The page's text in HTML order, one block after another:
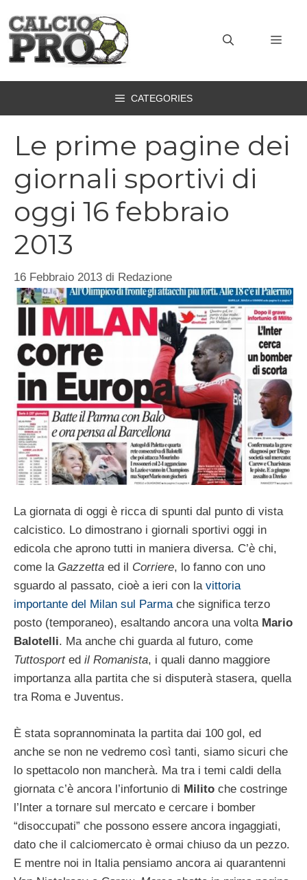
contenuto
CATEGORIES
Le prime pagine dei
giornali sportivi di
oggi 16 febbraio
2013
16 Febbraio 2013 di Redazione
La giornata di oggi è ricca di spunti dal punto di vista
calcistico. Lo dimostrano i giornali sportivi oggi in
edicola che aprono tutti in maniera diversa. C’è chi,
come la Gazzetta ed il Corriere, lo fanno con uno
sguardo al passato, cioè a ieri con la vittoria
importante del Milan sul Parmache significa terzo
posto (temporaneo), esaltando ancora una volta Mario
Balotelli. Ma anche chi guarda al futuro, come
Tuttosported il Romanista, i quali danno maggiore
importanza alla partita che si disputerà stasera, quella
tra Roma e Juventus.
È stata soprannominata la partita dai 100 gol, ed
anche se non ne vedremo così tanti, siamo sicuri che
lo spettacolo non mancherà. Ma tra i temi caldi della
giornata c’è ancora l’infortunio di Milito che costringe
l’Inter a tornare sul mercato e cercare i bomber
“disoccupati” che possono essere ancora ingaggiati,
dato che il calciomercato è ormai chiuso da un pezzo.
E mentre noi in Italia pensiamo ancora ai quarantenni